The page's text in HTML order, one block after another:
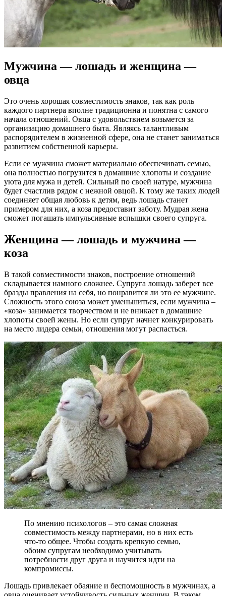
Мужчина — лошадь и женщина —
овца
Это очень хорошая совместимость знаков, так как роль
каждого партнера вполне традиционна и понятна с самого
начала отношений. Овца с удовольствием возьмется за
организацию домашнего быта. Являясь талантливым
распорядителем в жизненной сфере, она не станет заниматься
развитием собственной карьеры.
Если ее мужчина сможет материально обеспечивать семью,
она полностью погрузится в домашние хлопоты и создание
уюта для мужа и детей. Сильный по своей натуре, мужчина
будет счастлив рядом с нежной овцой. К тому же таких людей
соединяет общая любовь к детям, ведь лошадь станет
примером для них, а коза предоставит заботу. Мудрая жена
сможет погашать импульсивные вспышки своего супруга.
Женщина — лошадь и мужчина —
коза
В такой совместимости знаков, построение отношений
складывается намного сложнее. Супруга лошадь заберет все
бразды правления на себя, но понравится ли это ее мужчине.
Сложность этого союза может уменьшиться, если мужчина –
«коза» занимается творчеством и не вникает в домашние
хлопоты своей жены. Но если супруг начнет конкурировать
на место лидера семьи, отношения могут распасться.
По мнению психологов – это самая сложная
совместимость между партнерами, но в них есть
что-то общее. Чтобы создать крепкую семью,
обоим супругам необходимо учитывать
потребности друг друга и научится идти на
компромиссы.
Лошадь привлекает обаяние и беспомощность в мужчинах, а